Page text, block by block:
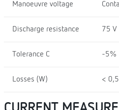
Manoeuvre voltage
Discharge resistance 75
Tolerance C -5%
Losses (W) <